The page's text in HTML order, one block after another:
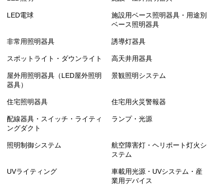
LED電球
施設用ベース照明器具・用途別
ベース照明器具
非常用照明器具 誘導灯器具
スポットライト・ダウンライト 高天井用器具
屋外用照明器具（LED屋外照明
器具）
景観照明システム
住宅照明器具 住宅用火災警報器
配線器具・スイッチ・ライティ
ングダクト
ランプ・光源
照明制御システム
航空障害灯・ヘリポート灯火シ
ステム
UVライティング
車載用光源・UVシステム・産
業用デバイス